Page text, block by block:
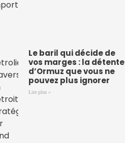
Le baril qui décide de
vos marges : la détente
d’Ormuz que vous ne
pouvez plus ignorer
Lire plus »